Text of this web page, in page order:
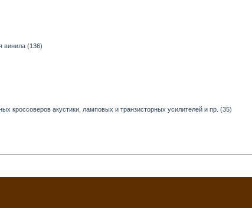
винила (136)
кроссоверов акустики, ламповых и транзисторных усилителей и пр. (35)